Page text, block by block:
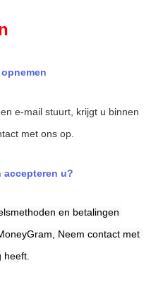
e-mail stuurt, krijgt u binnen
met ons op.
accepteren u?
en betalingen
Neem contact met